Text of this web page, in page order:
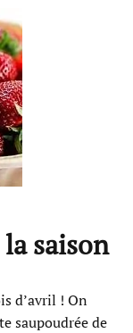
saison
d’avril ! On
saupoudrée de